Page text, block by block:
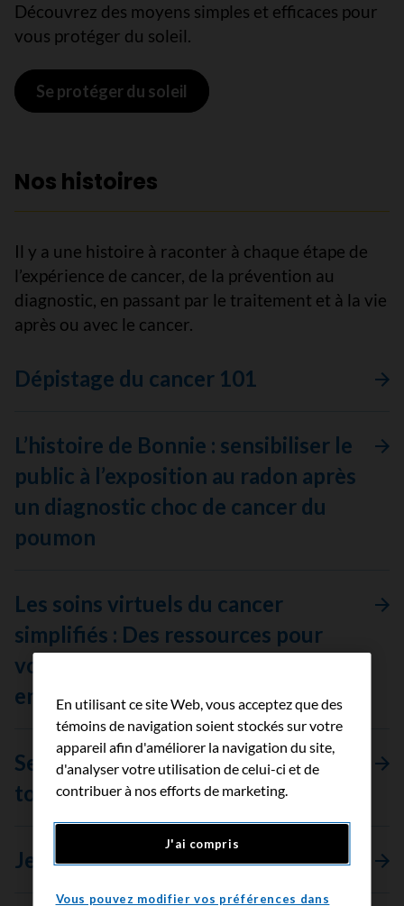
Découvrez des moyens simples et efficaces pour
vous protéger du soleil.
Se protéger du soleil
Nos histoires
Il y a une histoire à raconter à chaque étape de
l’expérience de cancer, de la prévention au
diagnostic, en passant par le traitement et à la vie
après ou avec le cancer.
Dépistage du cancer 101
L’histoire de Bonnie : sensibiliser le
public à l’exposition au radon après
un diagnostic choc de cancer du
poumon
Les soins virtuels du cancer
simplifiés : Des ressources pour
vous aider à vous sentir davantage
en confiance
Sept choses à dire à une personne
touchée par le cancer
Jeter un œil à toutes les histoires
En utilisant ce site Web, vous acceptez que des
témoins de navigation soient stockés sur votre
appareil afin d'améliorer la navigation du site,
d'analyser votre utilisation de celui-ci et de
contribuer à nos efforts de marketing.
J'ai compris
Vous pouvez modifier vos préférences dans